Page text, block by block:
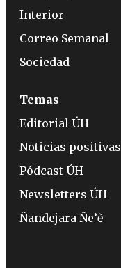
Interior
Correo Semanal
Sociedad
Temas
Editorial ÚH
Noticias positivas
Pódcast ÚH
Newsletters ÚH
Ñandejara Ñe’ẽ